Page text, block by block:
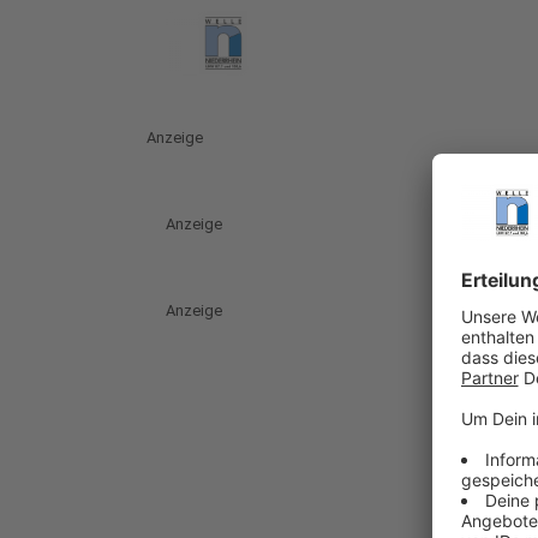
Anzeige
Anzeige
Anzeige